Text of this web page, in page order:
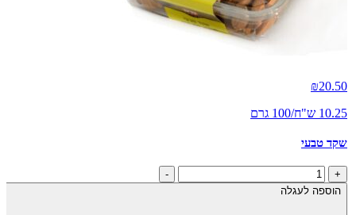
₪20.50
10.25 ש"ח/100 גרם
שקד טבעי
+
כמות
של
-
הוספה לעגלה